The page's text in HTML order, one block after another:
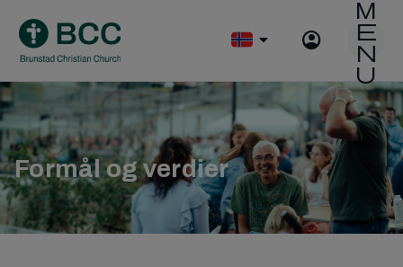
content
O
p
e
n
m
o
l
e
m
Formål og verdier